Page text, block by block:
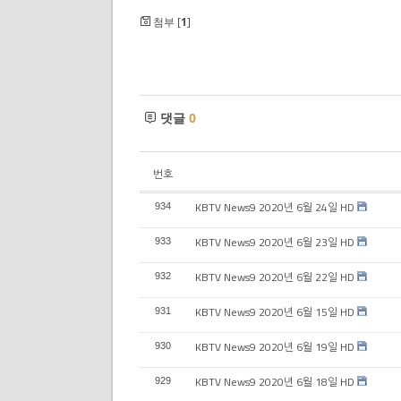
첨부 [1]
댓글 0
번호
934 KBTV News9 2020년 6월 24일 HD
933 KBTV News9 2020년 6월 23일 HD
932 KBTV News9 2020년 6월 22일 HD
931 KBTV News9 2020년 6월 15일 HD
930 KBTV News9 2020년 6월 19일 HD
929 KBTV News9 2020년 6월 18일 HD